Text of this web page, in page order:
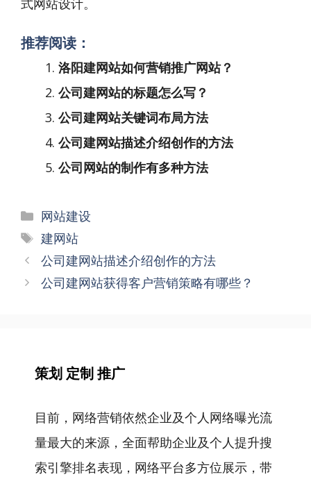
式网站设计。
推荐阅读：
洛阳建网站如何营销推广网站？
公司建网站的标题怎么写？
公司建网站关键词布局方法
公司建网站描述介绍创作的方法
公司网站的制作有多种方法
分
类
网站建设
标
签
建网站
文
章
公司建网站描述介绍创作的方法
公司建网站获得客户营销策略有哪些？
策划 定制 推广
目前，网络营销依然企业及个人网络曝光流
量最大的来源，全面帮助企业及个人提升搜
索引擎排名表现，网络平台多方位展示，带